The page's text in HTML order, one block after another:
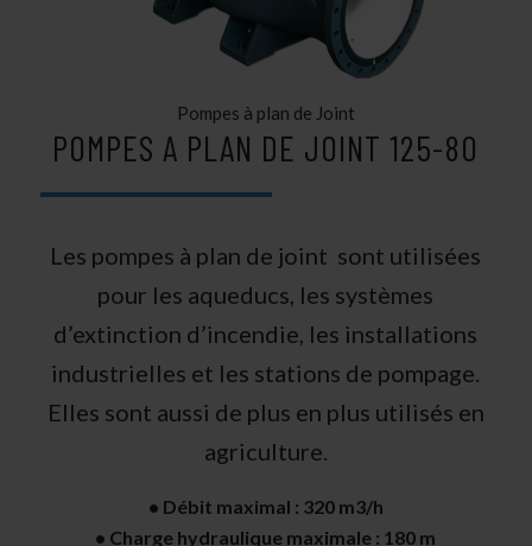
Pompes à plan de Joint
POMPES A PLAN DE JOINT 125-80
Les pompes à plan de joint sont utilisées
pour les aqueducs, les systèmes
d’extinction d’incendie, les installations
industrielles et les stations de pompage.
Elles sont aussi de plus en plus utilisés en
agriculture.
• Débit maximal : 320 m3/h
• Charge hydraulique maximale : 180 m